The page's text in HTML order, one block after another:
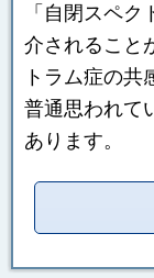
「自閉スペ
介されること
トラム症の共
普通思われて
あります。